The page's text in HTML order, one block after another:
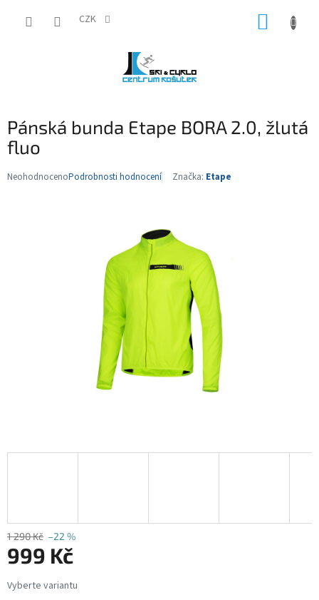
CZK
Pánská bunda Etape BORA 2.0, žlutá
fluo
Průměrné
NeohodnocenoPodrobnosti hodnocení Značka: Etape
1 290 Kč –22 %
999 Kč
Měrná
cena: